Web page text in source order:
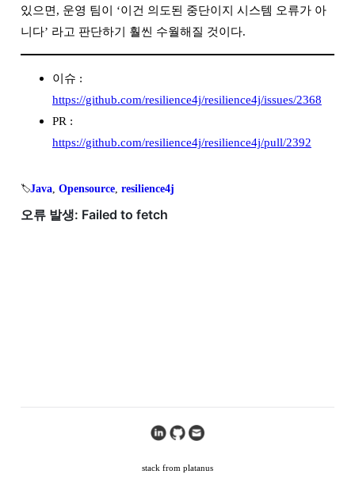
있으면, 운영 팀이 ‘이건 의도된 중단이지 시스템 오류가 아
니다’ 라고 판단하기 훨씬 수월해질 것이다.
이슈 :
https://github.com/resilience4j/resilience4j/issues/2368
PR :
https://github.com/resilience4j/resilience4j/pull/2392
🏷️Java, Opensource, resilience4j
stack from platanus